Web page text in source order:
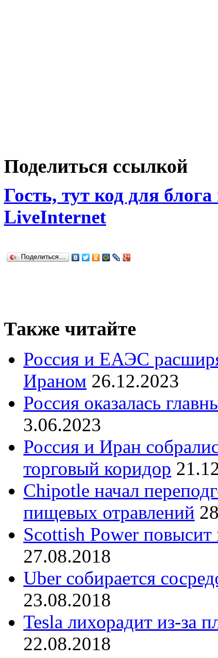
Поделиться ссылкой
Гость, тут код для
LiveInternet
Поделиться…
Также читайте
Россия и ЕАЭС
Ираном 26.12.2023
Россия оказалась
3.06.2023
Россия и Иран
торговый коридор
Chipotle начал
пищевых отравлений
Scottish Power
27.08.2018
Uber собирается
23.08.2018
Tesla лихорадит из-за
22.08.2018